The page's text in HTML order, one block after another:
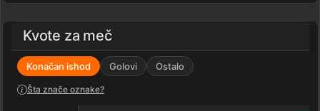
Kvote za meč
Konačan ishod Golovi Ostalo
Šta znače oznake?